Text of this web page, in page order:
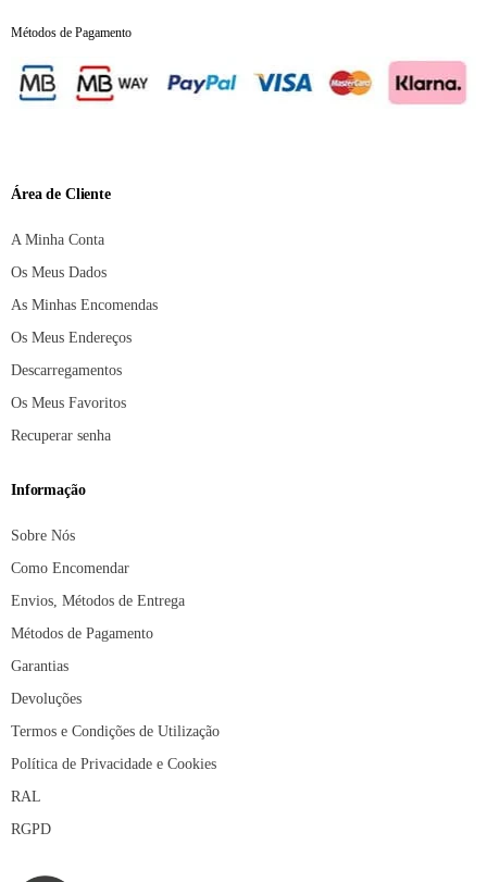
Métodos de Pagamento
Área de Cliente
A Minha Conta
Os Meus Dados
As Minhas Encomendas
Os Meus Endereços
Descarregamentos
Os Meus Favoritos
Recuperar senha
Informação
Sobre Nós
Como Encomendar
Envios, Métodos de Entrega
Métodos de Pagamento
Garantias
Devoluções
Termos e Condições de Utilização
Política de Privacidade e Cookies
RAL
RGPD